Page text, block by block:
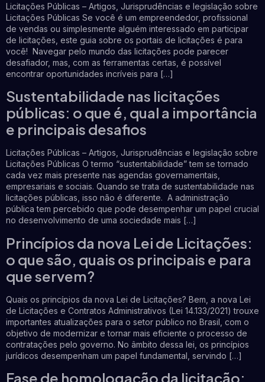
Licitações Públicas – Artigos, Jurisprudências e legislação sobre
Licitações Públicas Se você é um empreendedor, profissional
de vendas ou simplesmente alguém interessado em participar
de licitações, este guia sobre os portais de licitações é para
você! Navegar pelo mundo das licitações pode parecer
desafiador, mas, com as ferramentas certas, é possível
encontrar oportunidades incríveis para […]
Sustentabilidade nas licitações
públicas: o que é, qual a importância
e principais desafios
Licitações Públicas – Artigos, Jurisprudências e legislação sobre
Licitações Públicas O termo “sustentabilidade” tem se tornado
cada vez mais presente nas agendas governamentais,
empresariais e sociais. Quando se trata de sustentabilidade nas
licitações públicas, isso não é diferente. A administração
pública tem percebido que pode desempenhar um papel crucial
no desenvolvimento de uma sociedade mais […]
Princípios da nova Lei de Licitações:
o que são, quais os principais e para
que servem?
Quais os princípios da nova Lei de Licitações? Bem, a nova Lei
de Licitações e Contratos Administrativos (Lei 14.133/2021) trouxe
importantes atualizações para o setor público no Brasil, com o
objetivo de modernizar e tornar mais eficiente o processo de
contratações pelo governo. No âmbito dessa lei, os princípios
jurídicos desempenham um papel fundamental, servindo […]
Fase de homologação da licitação: